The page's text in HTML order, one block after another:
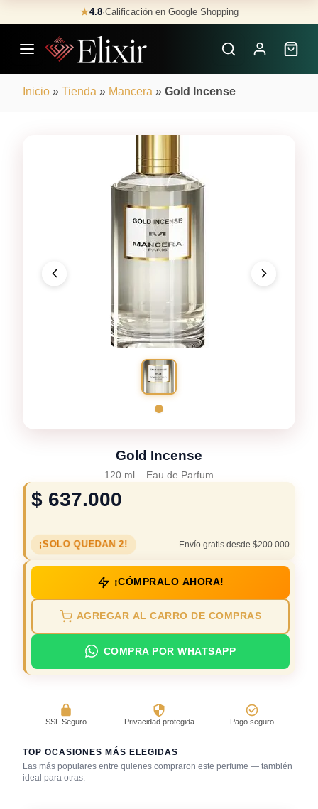
to
content
★4.8·Calificación en Google Shopping
Inicio » Tienda » Mancera » Gold Incense
Gold Incense
120 ml – Eau de Parfum
$ 637.000
¡SOLO QUEDAN 2! Envío gratis desde $200.000
¡CÓMPRALO AHORA!
AGREGAR AL CARRO DE COMPRAS
COMPRA POR WHATSAPP
SSL Seguro Privacidad protegida Pago seguro
TOP OCASIONES MÁS ELEGIDAS
Las más populares entre quienes compraron este perfume — también
ideal para otras.
Bar / cocteles